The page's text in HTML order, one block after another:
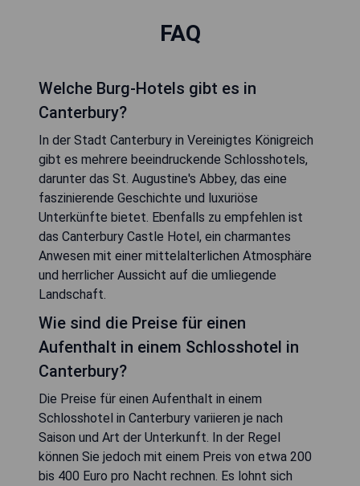
FAQ
Welche Burg-Hotels gibt es in
Canterbury?
In der Stadt Canterbury in Vereinigtes Königreich
gibt es mehrere beeindruckende Schlosshotels,
darunter das St. Augustine's Abbey, das eine
faszinierende Geschichte und luxuriöse
Unterkünfte bietet. Ebenfalls zu empfehlen ist
das Canterbury Castle Hotel, ein charmantes
Anwesen mit einer mittelalterlichen Atmosphäre
und herrlicher Aussicht auf die umliegende
Landschaft.
Wie sind die Preise für einen
Aufenthalt in einem Schlosshotel in
Canterbury?
Die Preise für einen Aufenthalt in einem
Schlosshotel in Canterbury variieren je nach
Saison und Art der Unterkunft. In der Regel
können Sie jedoch mit einem Preis von etwa 200
bis 400 Euro pro Nacht rechnen. Es lohnt sich